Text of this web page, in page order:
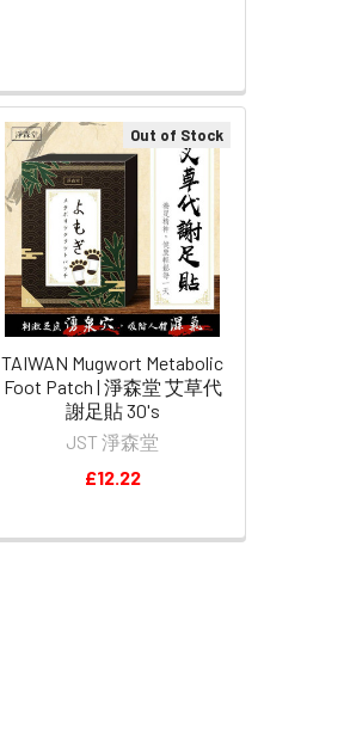
Out of Stock
TAIWAN Mugwort Metabolic
Foot Patch | 淨森堂 艾草代
謝足貼 30's
JST 淨森堂
£12.22